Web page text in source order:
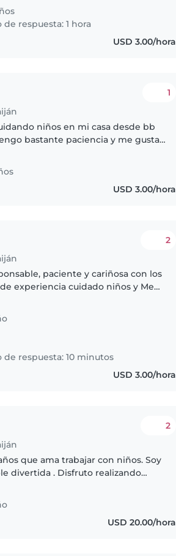
respuesta: 1 hora
USD 3.00/hora
1
niños en mi casa desde bb
bastante paciencia y me gusta
USD 3.00/hora
2
paciente y cariñosa con los
experiencia cuidado niños y Me
respuesta: 10 minutos
USD 3.00/hora
2
que ama trabajar con niños. Soy
divertida . Disfruto realizando
USD 20.00/hora